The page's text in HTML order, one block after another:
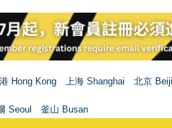
Hong Kong 上海 Shanghai
北京
Seoul 釜山 Busan